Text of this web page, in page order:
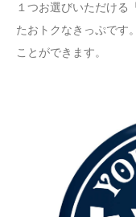
１つお選びいただける
たおトクなきっぷです
ことができます。